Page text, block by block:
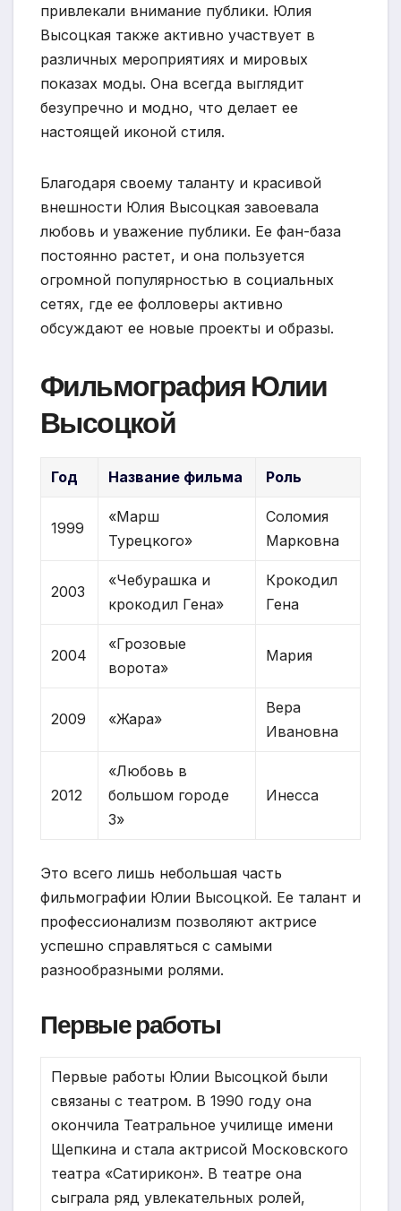
привлекали внимание публики. Юлия
Высоцкая также активно участвует в
различных мероприятиях и мировых
показах моды. Она всегда выглядит
безупречно и модно, что делает ее
настоящей иконой стиля.
Благодаря своему таланту и красивой
внешности Юлия Высоцкая завоевала
любовь и уважение публики. Ее фан-база
постоянно растет, и она пользуется
огромной популярностью в социальных
сетях, где ее фолловеры активно
обсуждают ее новые проекты и образы.
Фильмография Юлии
Высоцкой
Год Название фильма Роль
1999
«Марш
Турецкого»
Соломия
Марковна
2003
«Чебурашка и
крокодил Гена»
Крокодил
Гена
2004
«Грозовые
ворота»
Мария
2009 «Жара»
Вера
Ивановна
2012
«Любовь в
большом городе
3»
Инесса
Это всего лишь небольшая часть
фильмографии Юлии Высоцкой. Ее талант и
профессионализм позволяют актрисе
успешно справляться с самыми
разнообразными ролями.
Первые работы
Первые работы Юлии Высоцкой были
связаны с театром. В 1990 году она
окончила Театральное училище имени
Щепкина и стала актрисой Московского
театра «Сатирикон». В театре она
сыграла ряд увлекательных ролей,